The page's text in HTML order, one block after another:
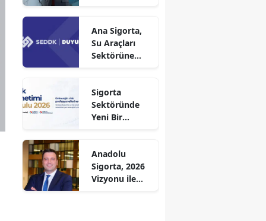
Ana Sigorta,
Su Araçları
Sektörüne
Sigorta
Sektöründe
Yeni Bir
Anadolu
Sigorta, 2026
Vizyonu ile